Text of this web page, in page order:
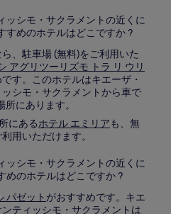
ッシモ・サクラメントの近くに
すめのホテルはどこですか ?
、駐車場 (無料)をご利用いた
アグリツーリズモ トラ リ ウリ
す。このホテルはキエーザ・
シモ・サクラメントから車で
所にあります。
にあるホテル エミリアも、無
用いただけます。
ッシモ・サクラメントの近くに
めのホテルはどこですか ?
パゼット がおすすめです。キエ
ティッシモ・サクラメントは